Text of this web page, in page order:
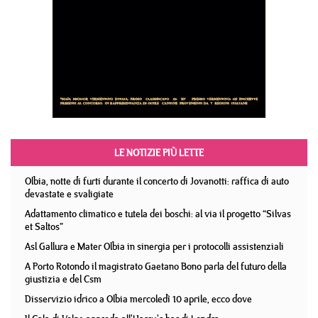
LE NOTIZIE PIÙ LETTE
Olbia, notte di furti durante il concerto di Jovanotti: raffica di auto
devastate e svaligiate
Adattamento climatico e tutela dei boschi: al via il progetto “Silvas
et Saltos”
Asl Gallura e Mater Olbia in sinergia per i protocolli assistenziali
A Porto Rotondo il magistrato Gaetano Bono parla del futuro della
giustizia e del Csm
Disservizio idrico a Olbia mercoledì 10 aprile, ecco dove